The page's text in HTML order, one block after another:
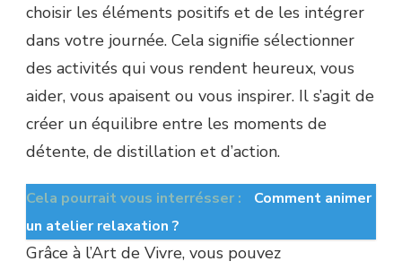
choisir les éléments positifs et de les intégrer
dans votre journée. Cela signifie sélectionner
des activités qui vous rendent heureux, vous
aider, vous apaisent ou vous inspirer. Il s’agit de
créer un équilibre entre les moments de
détente, de distillation et d’action.
Cela pourrait vous interrésser :
Comment animer
un atelier relaxation ?
Grâce à l’Art de Vivre, vous pouvez